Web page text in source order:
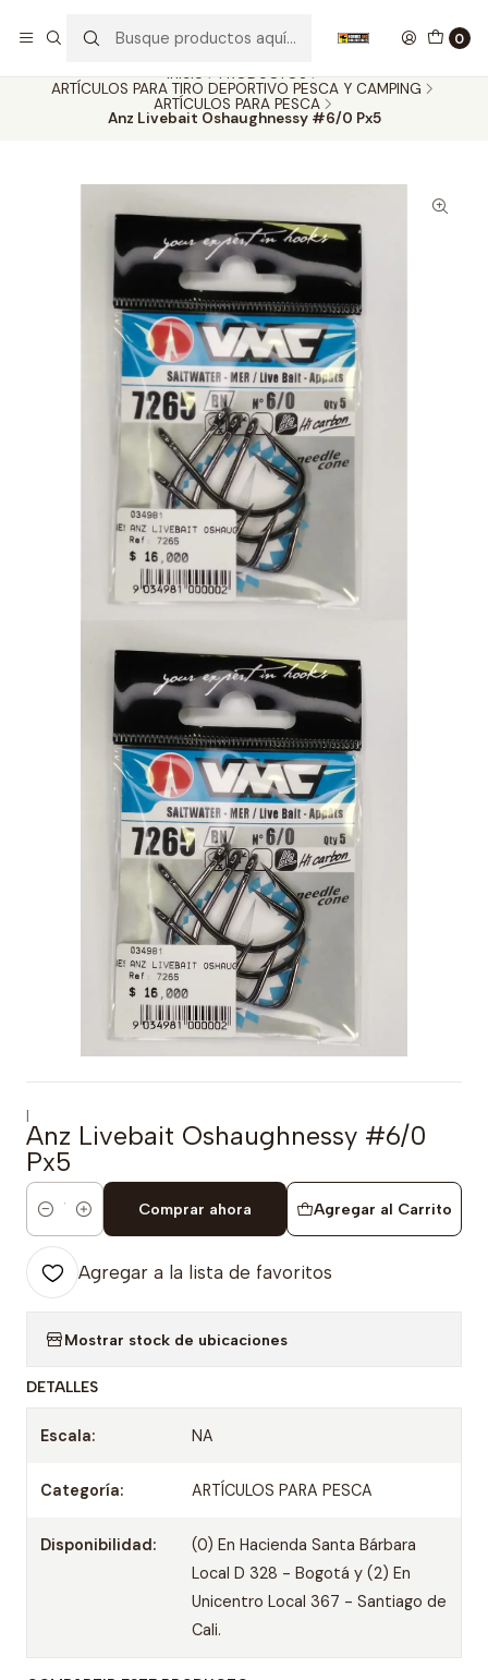
0
Inicio
PRODUCTOS
ARTÍCULOS PARA TIRO DEPORTIVO PESCA Y CAMPING
ARTÍCULOS PARA PESCA
Anz Livebait Oshaughnessy #6/0 Px5
|
Anz Livebait Oshaughnessy #6/0
Px5
Cantidad
Agregar al Carrito
Comprar ahora
Agregar a la lista de favoritos
Mostrar stock de ubicaciones
DETALLES
Escala: NA
Categoría: ARTÍCULOS PARA PESCA
Disponibilidad:
(0) En Hacienda Santa Bárbara
Local D 328 - Bogotá y (2) En
Unicentro Local 367 - Santiago de
Cali.